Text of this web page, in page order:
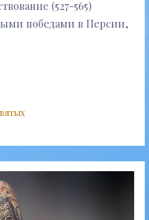
(527-565)
победами в Персии,